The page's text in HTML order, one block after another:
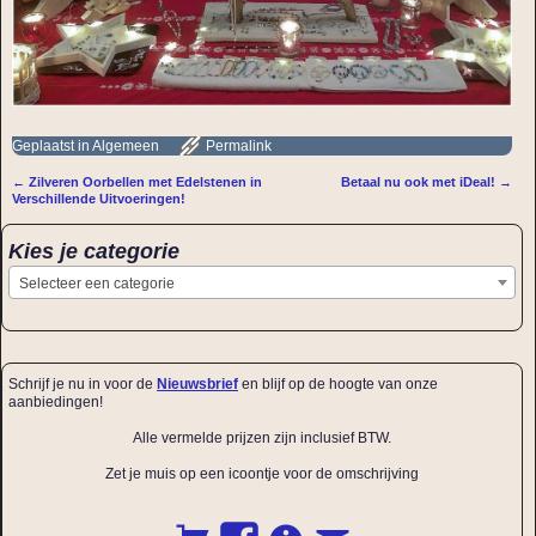
Geplaatst in Algemeen Permalink
Bericht navigatie
← Zilveren Oorbellen met Edelstenen in
Verschillende Uitvoeringen!
Betaal nu ook met iDeal! →
Kies je categorie
Selecteer een categorie
Schrijf je nu in voor de Nieuwsbrief en blijf op de hoogte van onze
aanbiedingen!
Alle vermelde prijzen zijn inclusief BTW.
Zet je muis op een icoontje voor de omschrijving